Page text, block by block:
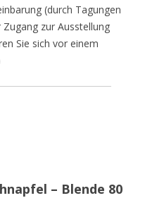
(durch Tagungen
zur Ausstellung
Sie sich vor einem
– Blende 80